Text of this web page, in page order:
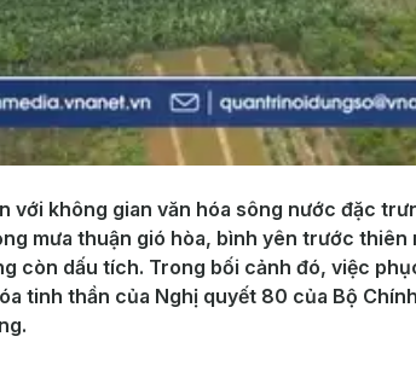
với không gian văn hóa sông nước đặc
mưa thuận gió hòa, bình yên trước
còn dấu tích. Trong bối cảnh đó, việc
tinh thần của Nghị quyết 80 của Bộ